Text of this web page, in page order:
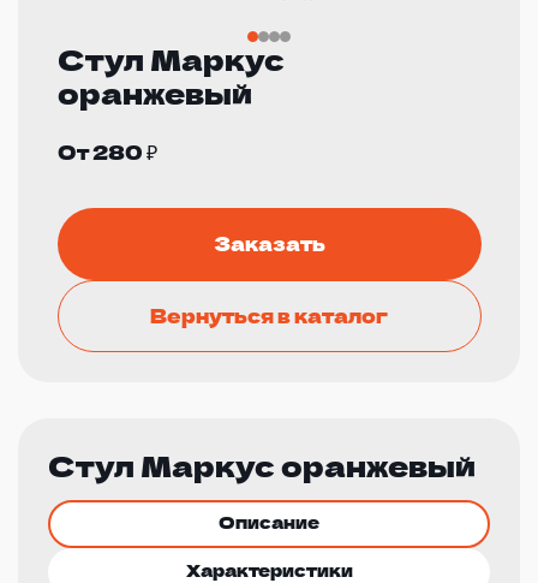
Стул Маркус
оранжевый
От 280 ₽
Заказать
Вернуться в каталог
Стул Маркус оранжевый
Описание
Характеристики